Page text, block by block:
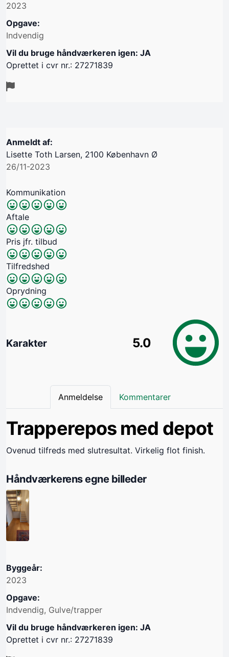
2023
Opgave:
Indvendig
Vil du bruge håndværkeren igen: JA
Oprettet i cvr nr.: 27271839
Anmeldt af:
Lisette Toth Larsen, 2100 København Ø
26/11-2023
Kommunikation
Aftale
Pris jfr. tilbud
Tilfredshed
Oprydning
Karakter 5.0
Anmeldelse Kommentarer
Trapperepos med depot
Ovenud tilfreds med slutresultat. Virkelig flot finish.
Håndværkerens egne billeder
Byggeår:
2023
Opgave:
Indvendig, Gulve/trapper
Vil du bruge håndværkeren igen: JA
Oprettet i cvr nr.: 27271839